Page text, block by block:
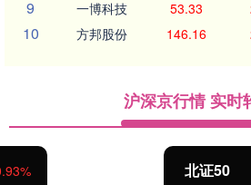
9 一博科技 53.33
10 方邦股份 146.16
沪深京行情 实时
1134.24